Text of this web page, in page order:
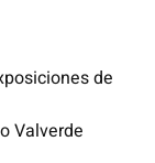
de
Valverde